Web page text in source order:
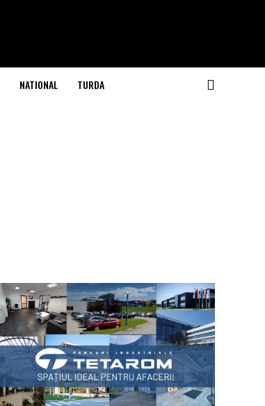
NATIONAL TURDA